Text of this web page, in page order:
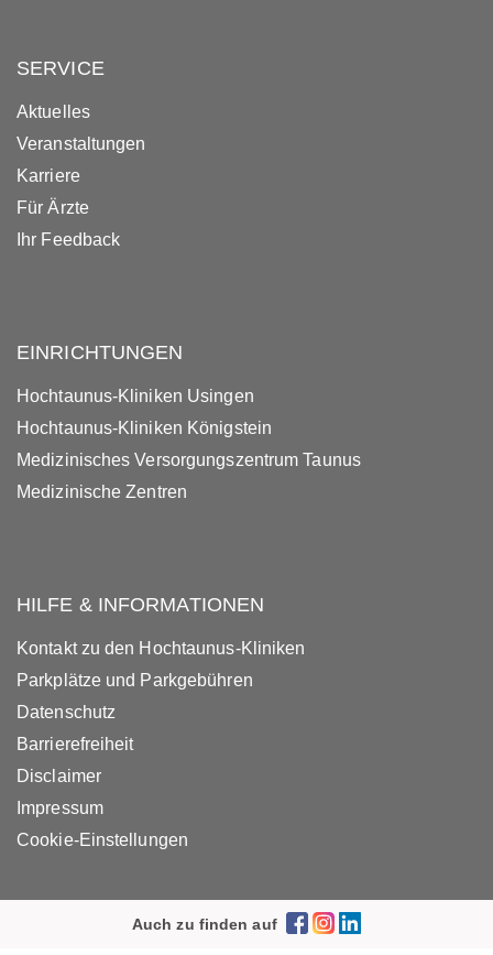
SERVICE
Aktuelles
Veranstaltungen
Karriere
Für Ärzte
Ihr Feedback
EINRICHTUNGEN
Hochtaunus-Kliniken Usingen
Hochtaunus-Kliniken Königstein
Medizinisches Versorgungszentrum Taunus
Medizinische Zentren
HILFE & INFORMATIONEN
Kontakt zu den Hochtaunus-Kliniken
Parkplätze und Parkgebühren
Datenschutz
Barrierefreiheit
Disclaimer
Impressum
Cookie-Einstellungen
Auch zu finden auf